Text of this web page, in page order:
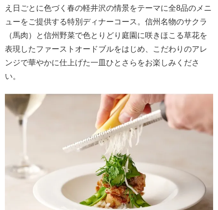
え日ごとに色づく春の軽井沢の情景をテーマに全8品のメニ
ューをご提供する特別ディナーコース。信州名物のサクラ
（馬肉）と信州野菜で色とりどり庭園に咲きほこる草花を
表現したファーストオードブルをはじめ、こだわりのアレ
ンジで華やかに仕上げた一皿ひとさらをお楽しみくださ
い。